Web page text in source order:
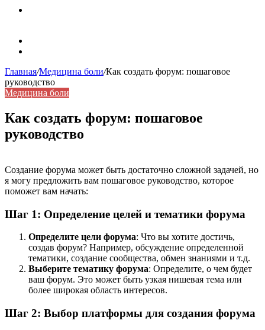
Главная/Медицина боли/Как создать форум: пошаговое
руководство
Медицина боли
Как создать форум: пошаговое
руководство
Создание форума может быть достаточно сложной задачей, но
я могу предложить вам пошаговое руководство, которое
поможет вам начать:
Шаг 1: Определение целей и тематики форума
Определите цели форума: Что вы хотите достичь,
создав форум? Например, обсуждение определенной
тематики, создание сообщества, обмен знаниями и т.д.
Выберите тематику форума: Определите, о чем будет
ваш форум. Это может быть узкая нишевая тема или
более широкая область интересов.
Шаг 2: Выбор платформы для создания форума